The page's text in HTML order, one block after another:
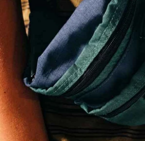
POLOS
STICKER
DIVERSE ACCESSORIES